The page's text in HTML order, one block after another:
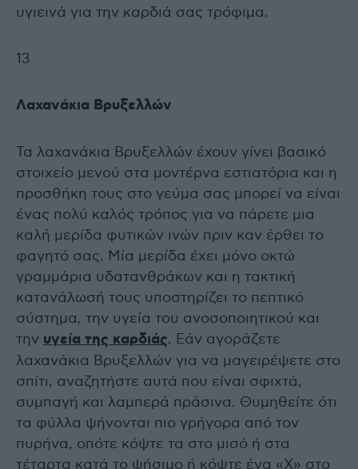
υγιεινά για την καρδιά σας τρόφιμα.
13
Λαχανάκια Βρυξελλών
Τα λαχανάκια Βρυξελλών έχουν γίνει βασικό
στοιχείο μενού στα μοντέρνα εστιατόρια και η
προσθήκη τους στο γεύμα σας μπορεί να είναι
ένας πολύ καλός τρόπος για να πάρετε μια
καλή μερίδα φυτικών ινών πριν καν έρθει το
φαγητό σας. Μία μερίδα έχει μόνο οκτώ
γραμμάρια υδατανθράκων και η τακτική
κατανάλωσή τους υποστηρίζει το πεπτικό
σύστημα, την υγεία του ανοσοποιητικού και
την υγεία της καρδιάς. Εάν αγοράζετε
λαχανάκια Βρυξελλών για να μαγειρέψετε στο
σπίτι, αναζητήστε αυτά που είναι σφιχτά,
συμπαγή και λαμπερά πράσινα. Θυμηθείτε ότι
τα φύλλα ψήνονται πιο γρήγορα από τον
πυρήνα, οπότε κόψτε τα στο μισό ή στα
τέταρτα κατά το ψήσιμο ή κόψτε ένα «Χ» στο